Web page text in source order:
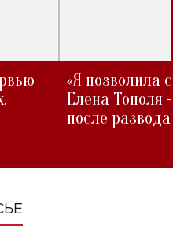
«Я позволила
Елена Тополя
после развода